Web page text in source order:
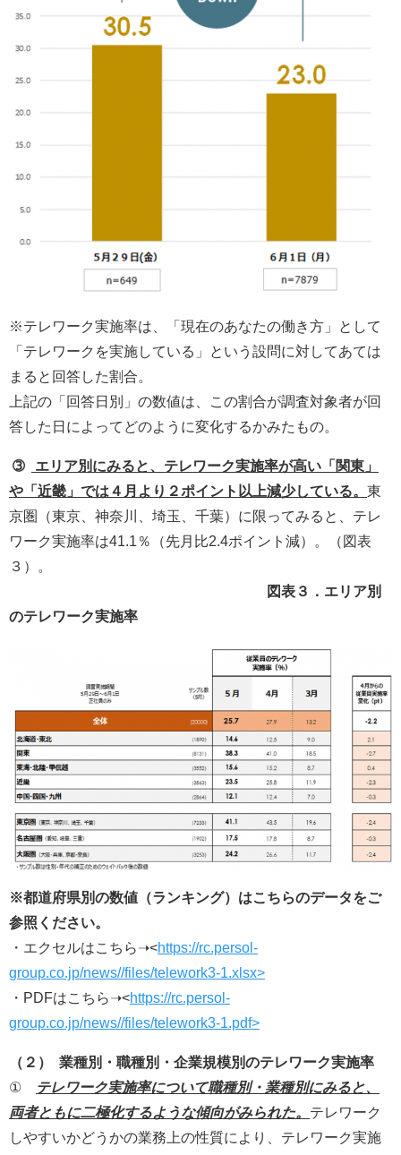
※テレワーク実施率は、「現在のあなたの働き方」として
「テレワークを実施している」という設問に対してあては
まると回答した割合。
上記の「回答日別」の数値は、この割合が調査対象者が回
答した日によってどのように変化するかみたもの。
➂
エリア別にみると、テレワーク実施率が高い「関東」
や「近畿」では４月より２ポイント以上減少している。 東
京圏（東京、神奈川、埼玉、千葉）に限ってみると、テレ
ワーク実施率は41.1％（先月比2.4ポイント減）。（図表
３）。
図表３．エリア別
のテレワーク実施率
※都道府県別の数値（ランキング）はこちらのデータをご
参照ください。
・エクセルはこちら➝<https://rc.persol-
group.co.jp/news//files/telework3-1.xlsx>
・PDFはこちら➝<https://rc.persol-
group.co.jp/news//files/telework3-1.pdf>
（２） 業種別・職種別・企業規模別のテレワーク実施率
①
テレワーク実施率について職種別・業種別にみると、
両者ともに二極化するような傾向がみられた。 テレワーク
しやすいかどうかの業務上の性質により、テレワーク実施